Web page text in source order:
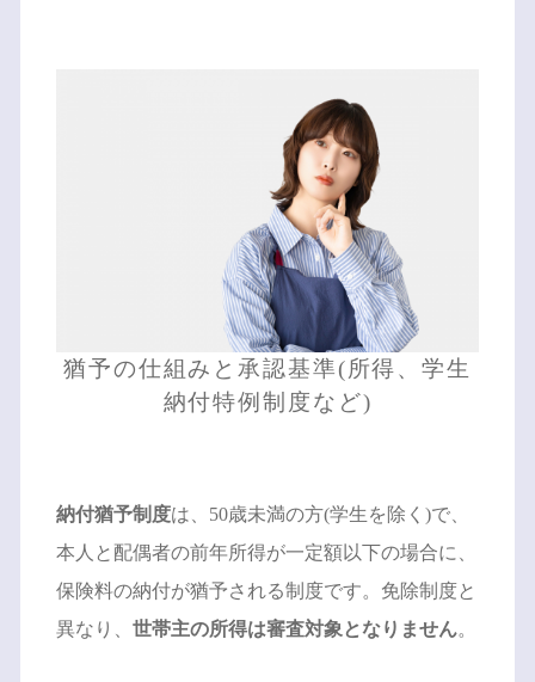
猶予の仕組みと承認基準(所得、学生
納付特例制度など)
納付猶予制度は、50歳未満の方(学生を除く)で、
本人と配偶者の前年所得が一定額以下の場合に、
保険料の納付が猶予される制度です。免除制度と
異なり、 世帯主の所得は審査対象となりません。